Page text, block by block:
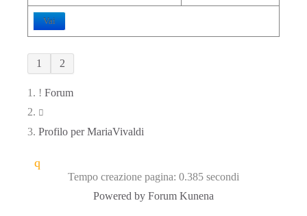
Vai
1 2
Forum
Profilo per MariaVivaldi
Tempo creazione pagina: 0.385 secondi
Powered by Forum Kunena